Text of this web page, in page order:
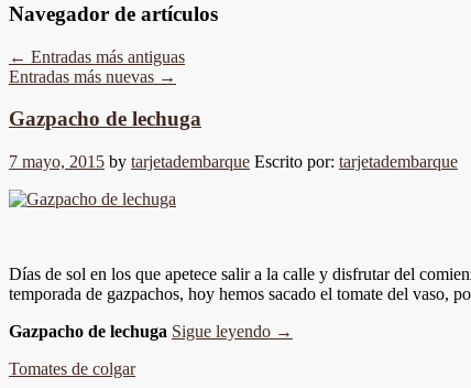
Navegador de artículos
← Entradas más antiguas
Entradas más nuevas →
Gazpacho de lechuga
7 mayo, 2015 by tarjetadembarque Escrito por: tarjetadembarque
Días de sol en los que apetece salir a la calle y disfrutar del
temporada de gazpachos, hoy hemos sacado el tomate del vaso,
Gazpacho de lechuga Sigue leyendo →
Tomates de colgar